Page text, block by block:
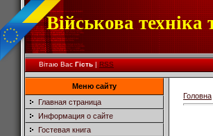
Військова техніка
Вітаю Вас Гість|RSS
Меню сайту
Главная страница
Информация о сайте
Гостевая книга
Головна